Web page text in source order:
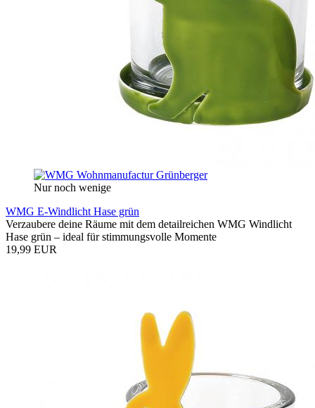
Nur noch wenige
WMG E-Windlicht Hase grün
Verzaubere deine Räume mit dem detailreichen WMG Windlicht
Hase grün – ideal für stimmungsvolle Momente
19,99 EUR